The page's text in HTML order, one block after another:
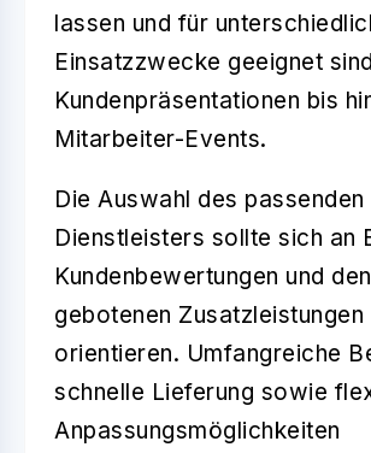
lassen und für
Einsatzzwecke geeignet
Kundenpräsentationen bis
Mitarbeiter-Events.
Die Auswahl des passenden
Dienstleisters sollte sich an
Kundenbewertungen und den
gebotenen Zusatzleistungen
orientieren. Umfangreiche
schnelle Lieferung sowie
Anpassungsmöglichkeiten